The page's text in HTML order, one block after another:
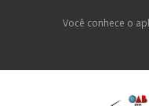
Você conhece o